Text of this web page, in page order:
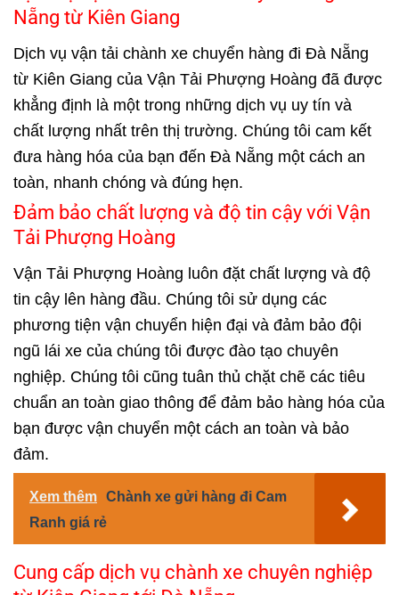
Nẵng từ Kiên Giang
Dịch vụ vận tải chành xe chuyển hàng đi Đà Nẵng
từ Kiên Giang của Vận Tải Phượng Hoàng đã được
khẳng định là một trong những dịch vụ uy tín và
chất lượng nhất trên thị trường. Chúng tôi cam kết
đưa hàng hóa của bạn đến Đà Nẵng một cách an
toàn, nhanh chóng và đúng hẹn.
Đảm bảo chất lượng và độ tin cậy với Vận
Tải Phượng Hoàng
Vận Tải Phượng Hoàng luôn đặt chất lượng và độ
tin cậy lên hàng đầu. Chúng tôi sử dụng các
phương tiện vận chuyển hiện đại và đảm bảo đội
ngũ lái xe của chúng tôi được đào tạo chuyên
nghiệp. Chúng tôi cũng tuân thủ chặt chẽ các tiêu
chuẩn an toàn giao thông để đảm bảo hàng hóa của
bạn được vận chuyển một cách an toàn và bảo
đảm.
Xem thêm Chành xe gửi hàng đi Cam
Ranh giá rẻ
Cung cấp dịch vụ chành xe chuyên nghiệp